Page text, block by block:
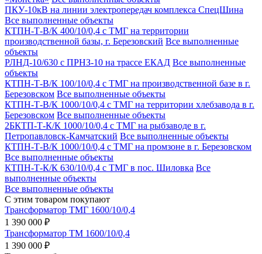
ПКУ-10кВ на линии электропередач комплекса СпецШина
Все выполненные объекты
КТПН-Т-В/К 400/10/0,4 с ТМГ на территории
производственной базы, г. Березовский Все выполненные
объекты
РЛНД-10/630 с ПРНЗ-10 на трассе ЕКАД Все выполненные
объекты
КТПН-Т-В/К 100/10/0,4 с ТМГ на производственной базе в г.
Березовском Все выполненные объекты
КТПН-Т-В/К 1000/10/0,4 с ТМГ на территории хлебзавода в г.
Березовском Все выполненные объекты
2БКТП-Т-К/К 1000/10/0,4 с ТМГ на рыбзаводе в г.
Петропавловск-Камчатский Все выполненные объекты
КТПН-Т-В/К 1000/10/0,4 с ТМГ на промзоне в г. Березовском
Все выполненные объекты
КТПН-Т-К/К 630/10/0,4 с ТМГ в пос. Шиловка Все
выполненные объекты
Все выполненные объекты
С этим товаром покупают
Трансформатор ТМГ 1600/10/0,4
1 390 000 ₽
Трансформатор ТМ 1600/10/0,4
1 390 000 ₽